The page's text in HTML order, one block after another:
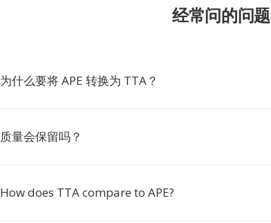
经常问的问题
为什么要将 APE 转换为 TTA？
质量会保留吗？
How does TTA compare to APE?